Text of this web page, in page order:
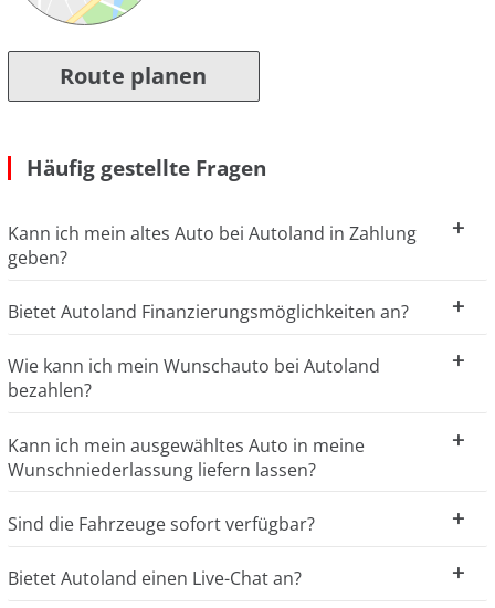
Route planen
Häufig gestellte Fragen
Kann ich mein altes Auto bei Autoland in Zahlung
geben?
Bietet Autoland Finanzierungsmöglichkeiten an?
Wie kann ich mein Wunschauto bei Autoland
bezahlen?
Kann ich mein ausgewähltes Auto in meine
Wunschniederlassung liefern lassen?
Sind die Fahrzeuge sofort verfügbar?
Bietet Autoland einen Live-Chat an?